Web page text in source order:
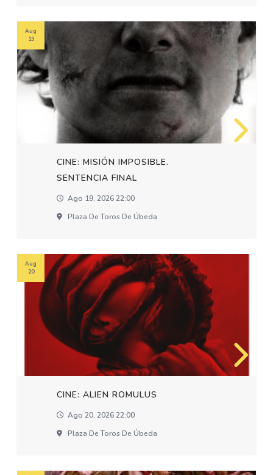
CINE: MISIÓN IMPOSIBLE.
SENTENCIA FINAL
Ago 19, 2026 22:00
Plaza De Toros De Úbeda
Aug
19
CINE: ALIEN ROMULUS
Ago 20, 2026 22:00
Plaza De Toros De Úbeda
Aug
20